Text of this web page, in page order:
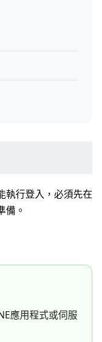
執行登入，必須先在
備。
應用程式或伺服